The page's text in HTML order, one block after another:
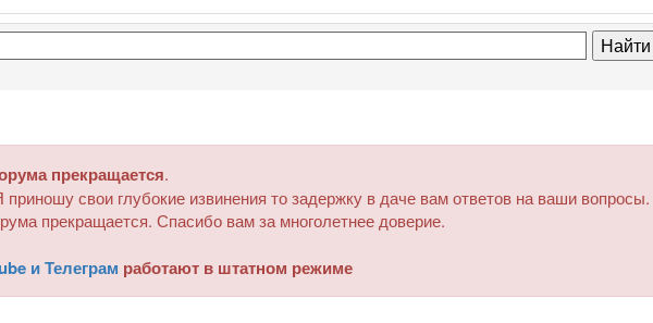
прекращается.
свои глубокие извинения то задержку в даче вам ответов на ваши вопросы.
прекращается. Спасибо вам за многолетнее доверие.
и Телеграм работают в штатном режиме